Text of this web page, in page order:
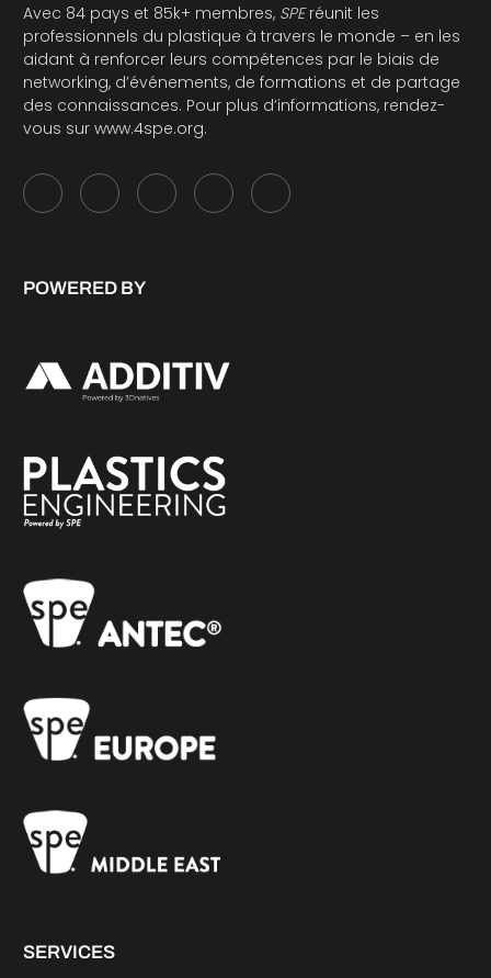
Avec 84 pays et 85k+ membres, SPEréunit les
professionnels du plastique à travers le monde – en les
aidant à renforcer leurs compétences par le biais de
networking, d’événements, de formations et de partage
des connaissances. Pour plus d’informations, rendez-
vous sur www.4spe.org.
POWERED BY
SERVICES